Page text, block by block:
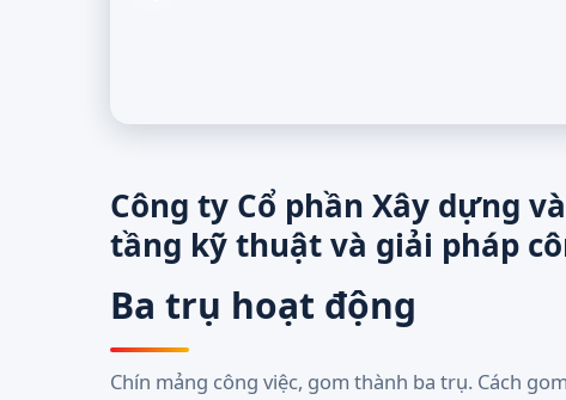
Công ty Cổ phần Xây dựng
tầng kỹ thuật và giải pháp
Ba trụ hoạt động
Chín mảng công việc, gom thành ba trụ. Cách